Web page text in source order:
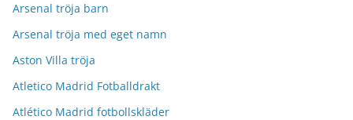
Arsenal tröja barn
Arsenal tröja med eget namn
Aston Villa tröja
Atletico Madrid Fotballdrakt
Atlético Madrid fotbollskläder